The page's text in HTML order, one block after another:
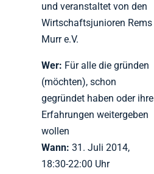
und veranstaltet von den
Wirtschaftsjunioren Rems
Murr e.V.
Wer: Für alle die gründen
(möchten), schon
gegründet haben oder ihre
Erfahrungen weitergeben
wollen
Wann: 31. Juli 2014,
18:30-22:00 Uhr